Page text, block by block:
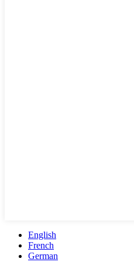
English
French
German